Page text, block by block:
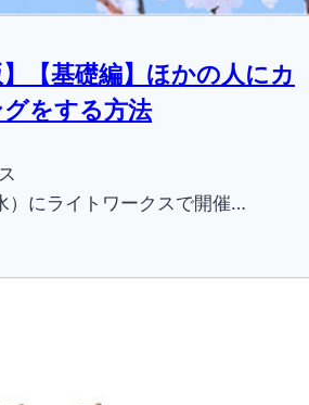
】【基礎編】ほかの人にカ
をする方法
）にライトワークスで開催…